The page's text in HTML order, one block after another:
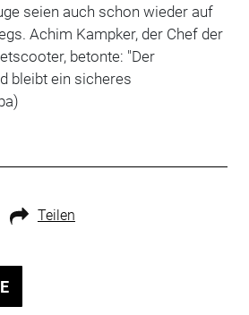
seien auch schon wieder auf
Achim Kampker, der Chef der
betonte: "Der
bleibt ein sicheres
Teilen